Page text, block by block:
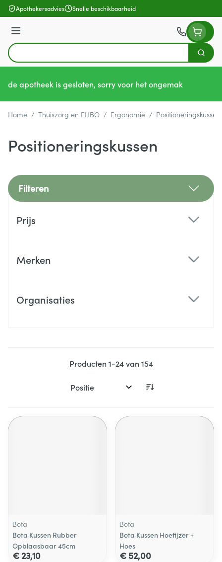
Ga naar de inhoud
Apothekersadvies Snelle beschikbaarheid
Menu
Product, merk, categorie...
Zoek
de apotheek is gesloten, sorry voor het ongemak
Home / Thuiszorg en EHBO / Ergonomie / Positioneringskussen
Positioneringskussen
Filteren
Prijs
Merken
Organisaties
Producten1-24van154
Sorteer op:
Bota
Bota Kussen Rubber
Opblaasbaar 45cm
€ 23,10
Bota
Bota Kussen Hoefijzer +
Hoes
€ 52,00